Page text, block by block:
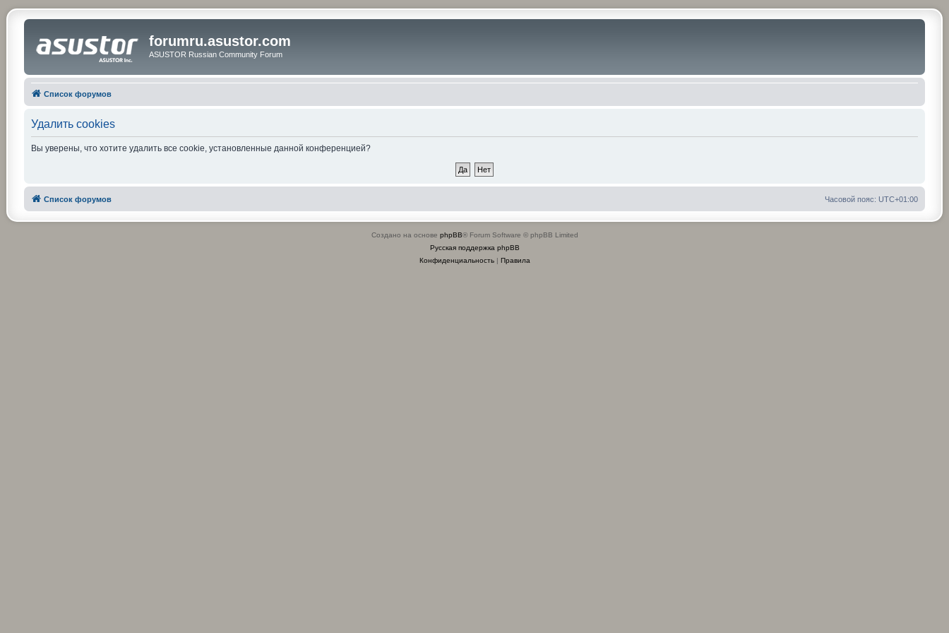
forumru.asustor.com
ASUSTOR Russian Community Forum
Список форумов
Удалить cookies
Вы уверены, что хотите удалить все cookie, установленные данной конференцией?
Список форумов Часовой пояс: UTC+01:00
Создано на основе phpBB® Forum Software © phpBB Limited
Русская поддержка phpBB
Конфиденциальность| Правила